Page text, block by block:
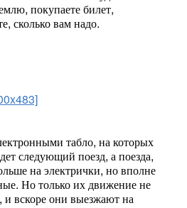
покупаете билет,
сколько вам надо.
табло, на которых
следующий поезд, а поезда,
на электрички, но вполне
Но только их движение не
и вскоре они выезжают на